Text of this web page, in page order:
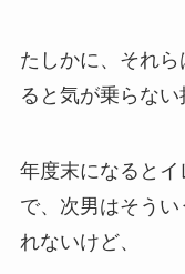
たしかに、それら
ると 気が乗らない
年度末になると
で、 次男はそう
れないけど、